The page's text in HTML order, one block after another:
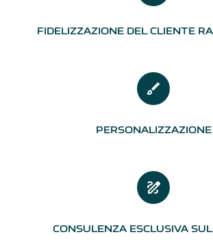
FIDELIZZAZIONE DEL CLIENTE
brush
PERSONALIZZAZIONE
draw
CONSULENZA ESCLUSIVA